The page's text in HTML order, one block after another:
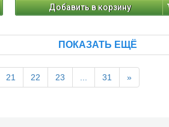
Добавить в корзину
ПОКАЗАТЬ ЕЩЁ
21 22 23 31 »